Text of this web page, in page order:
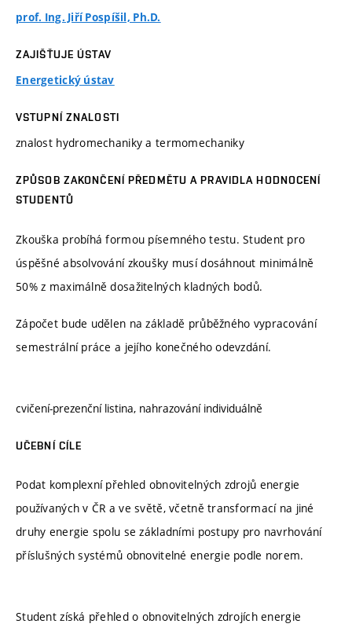
prof. Ing. Jiří Pospíšil, Ph.D.
ZAJIŠŤUJE ÚSTAV
Energetický ústav
VSTUPNÍ ZNALOSTI
znalost hydromechaniky a termomechaniky
ZPŮSOB ZAKONČENÍ PŘEDMĚTU A PRAVIDLA HODNOCENÍ
STUDENTŮ
Zkouška probíhá formou písemného testu. Student pro
úspěšné absolvování zkoušky musí dosáhnout minimálně
50% z maximálně dosažitelných kladných bodů.
Zápočet bude udělen na základě průběžného vypracování
semestrální práce a jejího konečného odevzdání.
cvičení-prezenční listina, nahrazování individuálně
UČEBNÍ CÍLE
Podat komplexní přehled obnovitelných zdrojů energie
používaných v ČR a ve světě, včetně transformací na jiné
druhy energie spolu se základními postupy pro navrhování
příslušných systémů obnovitelné energie podle norem.
Student získá přehled o obnovitelných zdrojích energie